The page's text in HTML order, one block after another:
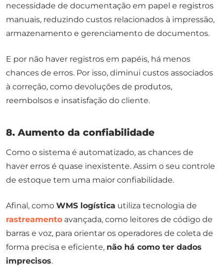
necessidade de documentação em papel e registros
manuais, reduzindo custos relacionados à impressão,
armazenamento e gerenciamento de documentos.
E por não haver registros em papéis, há menos
chances de erros. Por isso, diminui custos associados
à correção, como devoluções de produtos,
reembolsos e insatisfação do cliente.
8. Aumento da confiabilidade
Como o sistema é automatizado, as chances de
haver erros é quase inexistente. Assim o seu controle
de estoque tem uma maior confiabilidade.
Afinal, como WMS logística utiliza tecnologia de
rastreamento avançada, como leitores de código de
barras e voz, para orientar os operadores de coleta de
forma precisa e eficiente, não há como ter dados
imprecisos.